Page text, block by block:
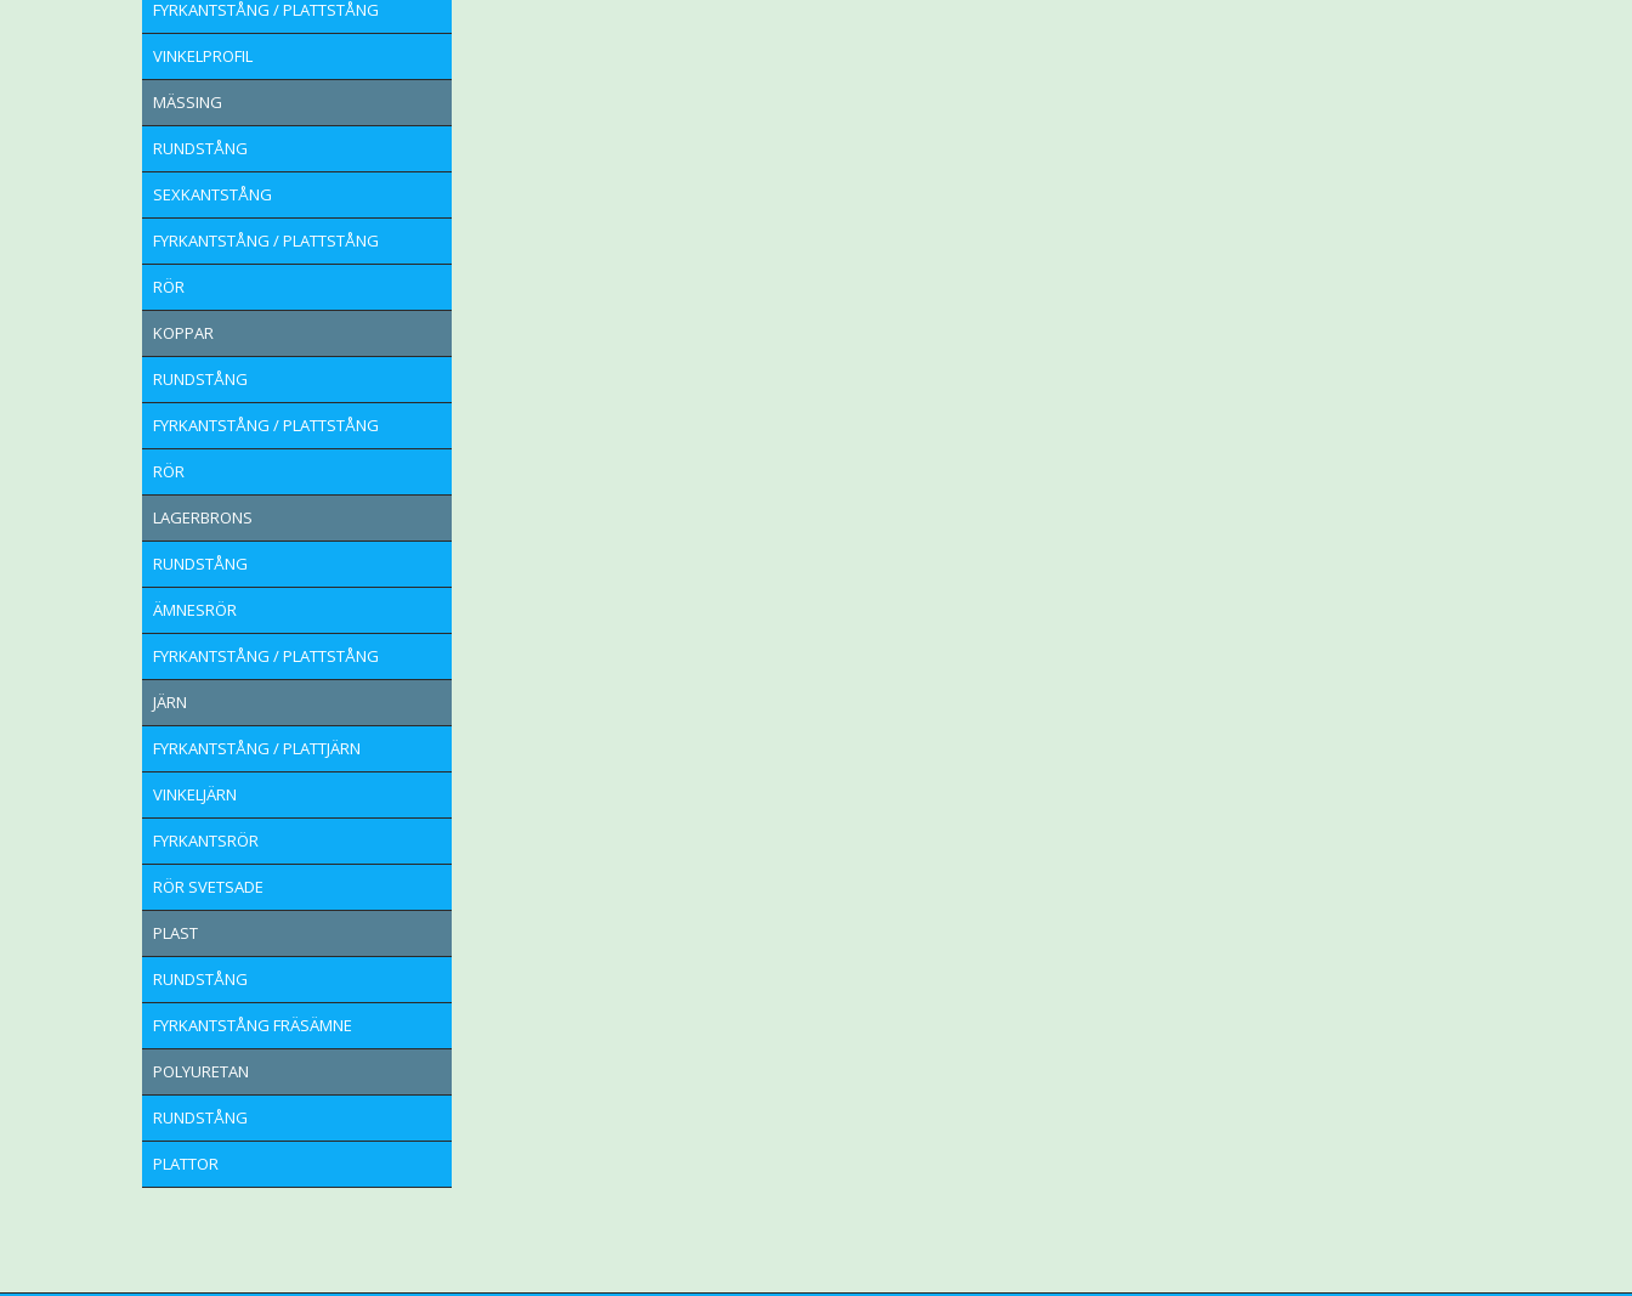
FYRKANTSTÅNG / PLATTSTÅNG
VINKELPROFIL
MÄSSING
RUNDSTÅNG
SEXKANTSTÅNG
FYRKANTSTÅNG / PLATTSTÅNG
RÖR
KOPPAR
RUNDSTÅNG
FYRKANTSTÅNG / PLATTSTÅNG
RÖR
LAGERBRONS
RUNDSTÅNG
ÄMNESRÖR
FYRKANTSTÅNG / PLATTSTÅNG
JÄRN
FYRKANTSTÅNG / PLATTJÄRN
VINKELJÄRN
FYRKANTSRÖR
RÖR SVETSADE
PLAST
RUNDSTÅNG
FYRKANTSTÅNG FRÄSÄMNE
POLYURETAN
RUNDSTÅNG
PLATTOR